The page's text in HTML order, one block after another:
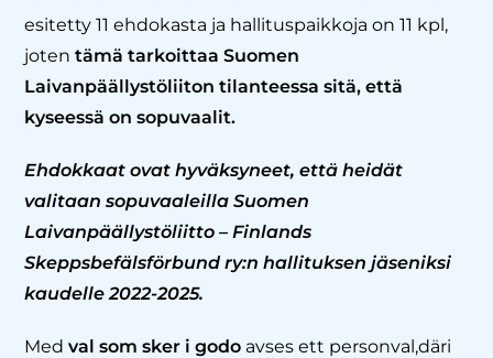
esitetty 11 ehdokasta ja hallituspaikkoja on 11 kpl,
jotentämä tarkoittaa Suomen
Laivanpäällystöliiton tilanteessa sitä, että
kyseessä on sopuvaalit.
Ehdokkaat ovat hyväksyneet, että heidät
valitaan sopuvaaleilla Suomen
Laivanpäällystöliitto – Finlands
Skeppsbefälsförbund ry:n hallituksen jäseniksi
kaudelle 2022-2025.
Med val som sker i godo avses ett personval,däri